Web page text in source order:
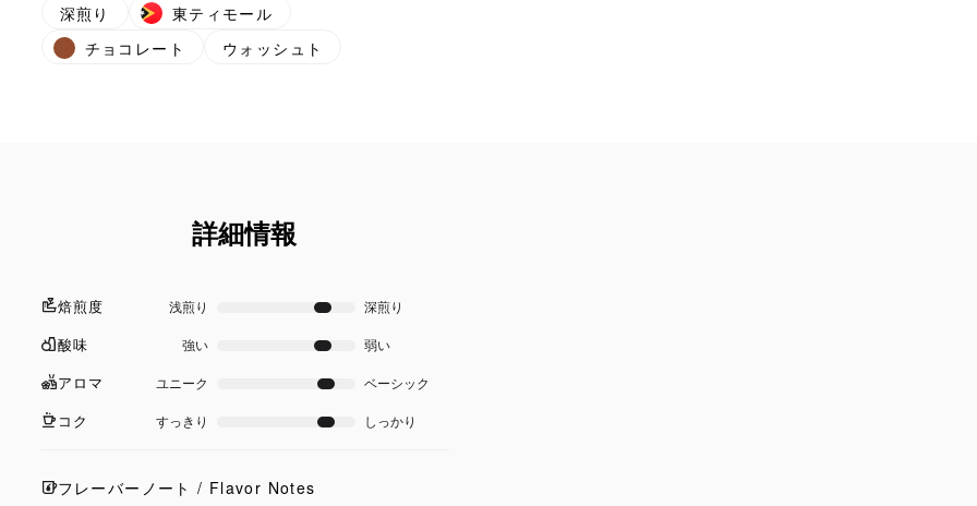
深煎り
東ティモール
チョコレート
ウォッシュト
詳細情報
焙煎度 浅煎り 深煎り
酸味 強い 弱い
アロマ ユニーク ベーシック
コク すっきり しっかり
フレーバーノート / Flavor Notes